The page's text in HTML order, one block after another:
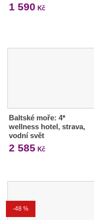
1 590 Kč
Baltské moře: 4*
wellness hotel, strava,
vodní svět
2 585 Kč
-48 %